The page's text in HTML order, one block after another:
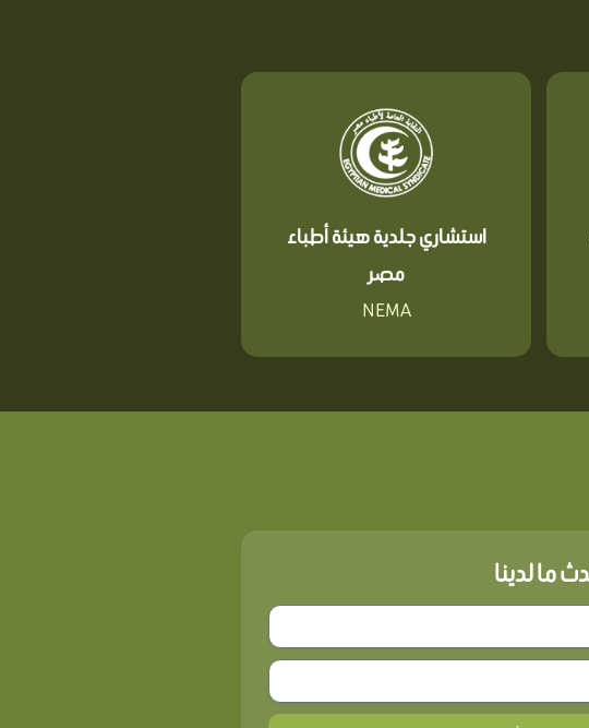
استشاري جلدية هيئة أطباء
مصر
NEMA
ما لدينا